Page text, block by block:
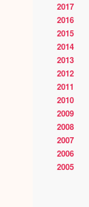
2017
2016
2015
2014
2013
2012
2011
2010
2009
2008
2007
2006
2005